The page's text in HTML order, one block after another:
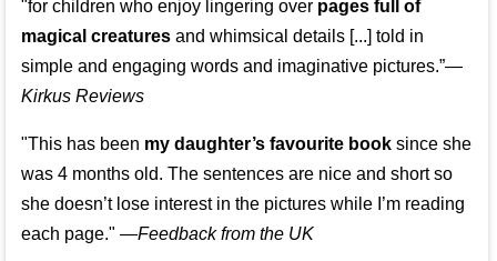
"for children who enjoy lingering over pages full of
magical creaturesand whimsical details [...] told in
simple and engaging words and imaginative pictures.”—
Kirkus Reviews
"This has been my daughter’s favourite booksince she
was 4 months old. The sentences are nice and short so
she doesn’t lose interest in the pictures while I’m reading
each page." —Feedback from the UK